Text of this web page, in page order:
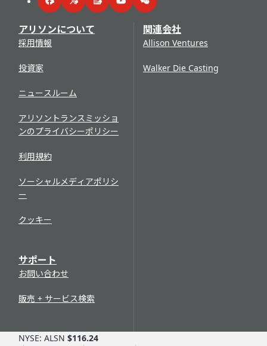
FacebookTwitterLinkedInYouTubeWeChat
アリソンについて
採用情報
投資家
ニュースルーム
アリソントランスミッショ
ンのプライバシーポリシー
利用規約
ソーシャルメディアポリシ
ー
クッキー
サポート
お問い合わせ
販売 + サービス検索
関連会社
Allison Ventures
Walker Die Casting
NYSE: ALSN $116.24